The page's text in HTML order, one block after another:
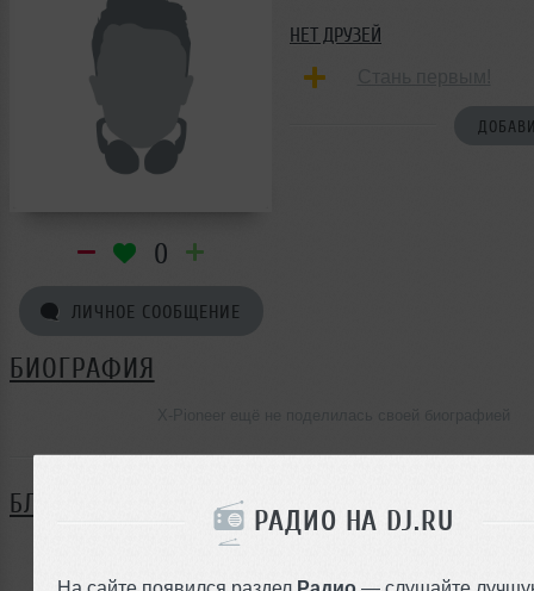
РАДИО НА DJ.RU
На сайте появился раздел Радио — слушайте
0
ЛИЧНОЕ СООБЩЕНИЕ
НЕТ ДРУЗЕЙ
БИОГРАФИЯ
БЛОГ